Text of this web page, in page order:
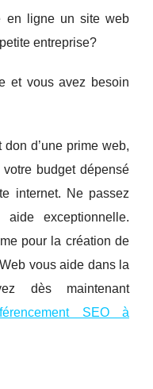
en ligne un site web
entreprise?
et vous avez besoin
d’une prime web,
budget dépensé
internet. Ne passez
exceptionnelle.
pour la création de
vous aide dans la
dès maintenant
SEO à